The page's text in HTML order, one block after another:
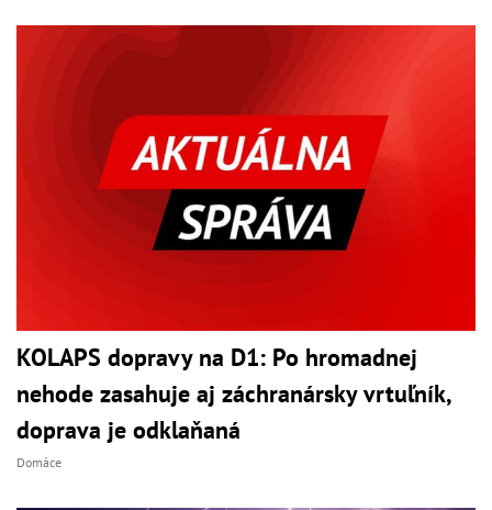
KOLAPS dopravy na D1: Po hromadnej
nehode zasahuje aj záchranársky vrtuľník,
doprava je odklaňaná
Domáce